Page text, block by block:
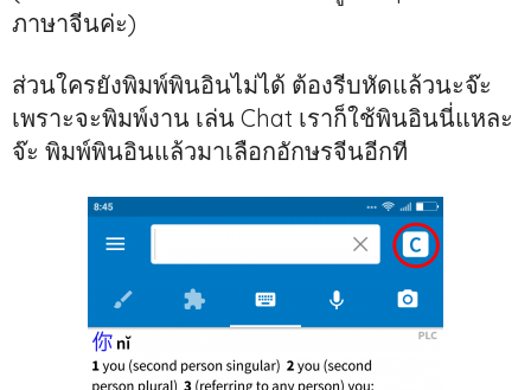
ภาษาจีนค่ะ)
ส่วนใครยังพิมพ์พินอินไม่ได้ ต้องรีบหัดแล้วนะจ๊ะ
เพราะจะพิมพ์งาน เล่น Chat เราก็ใช้พินอินนี่แหละ
จ๊ะ พิมพ์พินอินแล้วมาเลือกอักษรจีนอีกที